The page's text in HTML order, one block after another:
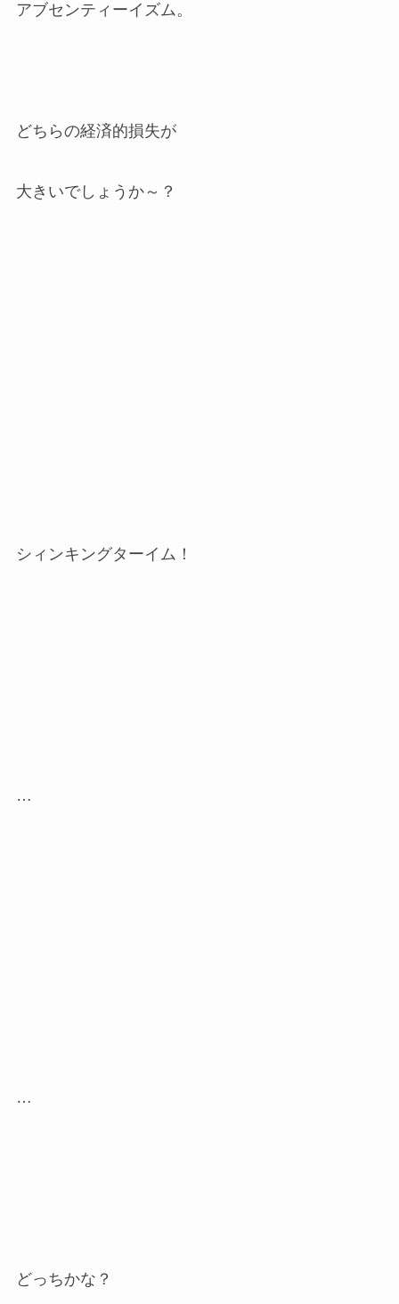
アブセンティーイズム。
どちらの経済的損失が
大きいでしょうか～？
シィンキングターイム！
…
…
どっちかな？